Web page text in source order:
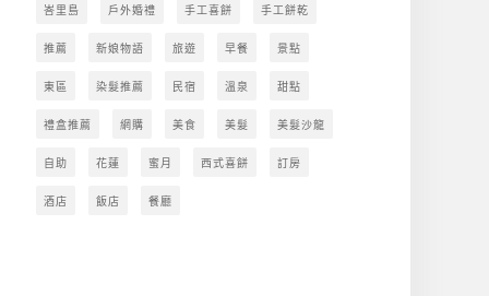
峇里島 戶外婚禮 手工喜餅 手工餅乾
推薦 新娘物語 旅遊 早餐 景點
東區 染髮推薦 民宿 溫泉 甜點
禮盒推薦 網購 美食 美髮 美髮沙龍
自助 花蓮 蜜月 西式喜餅 訂房
酒店 飯店 餐廳